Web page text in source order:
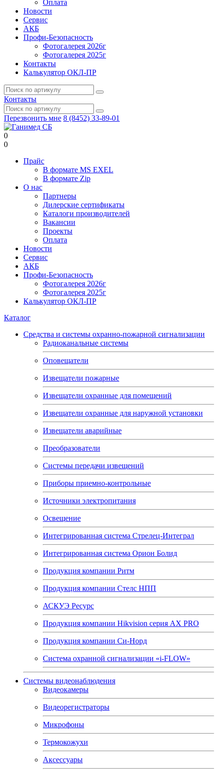
Оплата
Новости
Сервис
АКБ
Профи-Безопасность
Фотогалерея 2026г
Фотогалерея 2025г
Контакты
Калькулятор ОКЛ-ПР
Контакты
Перезвонить мне 8 (8452) 33-89-01
0
0
Прайс
В формате MS EXEL
В формате Zip
О нас
Партнеры
Дилерские сертификаты
Каталоги производителей
Вакансии
Проекты
Оплата
Новости
Сервис
АКБ
Профи-Безопасность
Фотогалерея 2026г
Фотогалерея 2025г
Калькулятор ОКЛ-ПР
Каталог
Средства и системы охранно-пожарной сигнализации
Радиоканальные системы
Оповещатели
Извещатели пожарные
Извещатели охранные для помещений
Извещатели охранные для наружной установки
Извещатели аварийные
Преобразователи
Системы передачи извещений
Приборы приемно-контрольные
Источники электропитания
Освещение
Интегрированная система Стрелец-Интеграл
Интегрированная система Орион Болид
Продукция компании Ритм
Продукция компании Стелс НПП
АСКУЭ Ресурс
Продукция компании Hikvision серия AX PRO
Продукция компании Си-Норд
Система охранной сигнализации «i-FLOW»
Системы видеонаблюдения
Видеокамеры
Видеорегистраторы
Микрофоны
Термокожухи
Аксессуары